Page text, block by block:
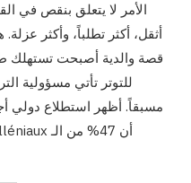
الأمر لا يتعلق بنقص في
أثقل، أكثر تطلباً، وأكثر
قصة والدية أصبحت تستهلك
للتوتر تأتي مسؤولية
أن 47% من الـ Milléniaux يقولون إنهم مروا بحالات توتر…